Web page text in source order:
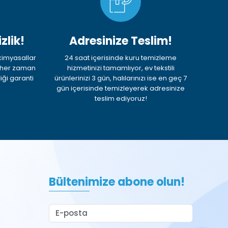
zaman
garanti
Adresinize Teslim!
24 saat içerisinde kuru temizleme
hizmetinizi tamamlıyor, ev tekstili
ürünlerinizi 3 gün, halılarınızı ise en geç 7
gün içerisinde temizleyerek adresinize
teslim ediyoruz!
Bültenimize abone olun!